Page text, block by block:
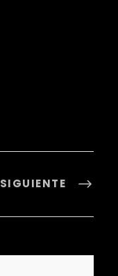
SIGUIENTE